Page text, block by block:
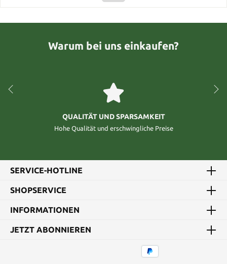
Warum bei uns einkaufen?
QUALITÄT UND SPARSAMKEIT
Hohe Qualität und erschwingliche Preise
SERVICE-HOTLINE
SHOPSERVICE
INFORMATIONEN
JETZT ABONNIEREN